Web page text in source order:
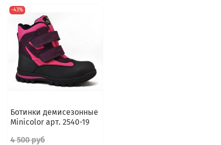
-43%
Ботинки демисезонные
Minicolor арт. 2540-19
4 500 руб